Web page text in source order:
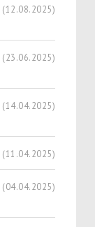
(12.08.2025)
(23.06.2025)
(14.04.2025)
(11.04.2025)
(04.04.2025)